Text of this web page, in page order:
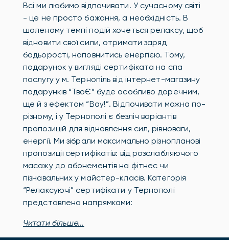
Всі ми любимо відпочивати. У сучасному світі
- це не просто бажання, а необхідність. В
шаленому темпі подій хочеться релаксу, щоб
відновити свої сили, отримати заряд
бадьорості, наповнитись енергією. Тому,
подарунок у вигляді сертифіката на спа
послугу у м. Тернопіль від інтернет-магазину
подарунків “ТвоЄ” буде особливо доречним,
ще й з ефектом “Вау!”. Відпочивати можна по-
різному, і у Тернополі є безліч варіантів
пропозицій для відновлення сил, рівноваги,
енергії. Ми зібрали максимально різнопланові
пропозиції сертифікатів: від розслабляючого
масажу до абонементів на фітнес чи
пізнавальних у майстер-класів. Категорія
“Релаксуючі” сертифікати у Тернополі
представлена напрямками:
Читати більше...